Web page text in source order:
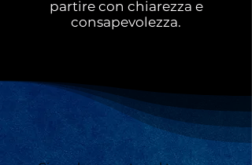
partire con chiarezza e
consapevolezza.